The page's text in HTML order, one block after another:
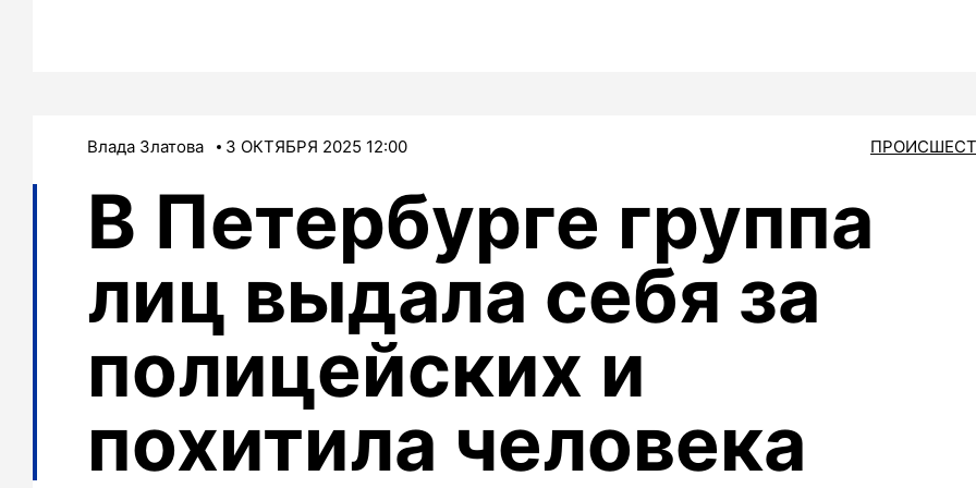
Влада Златова 3 ОКТЯБРЯ 2025 12:00
В Петербурге группа
лиц выдала себя за
полицейских и
похитила человека